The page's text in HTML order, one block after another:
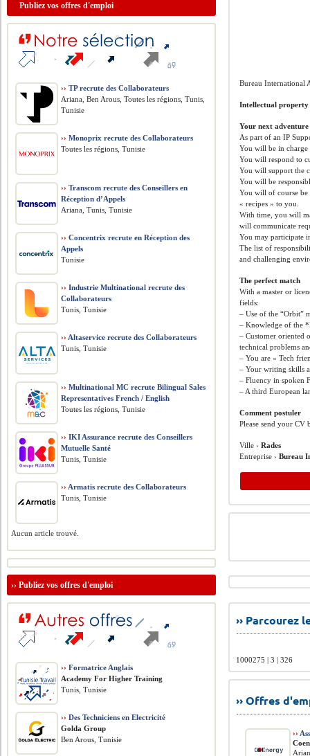
Bureau International
Intellectual property
Your next
As part of an IP
You will be in
You will respond to
You will support the
You will be
You will of course be
« recipes » to you.
With time, you will
will communicate
You may participate
The list of
and challenging
The perfect match
With a master or
fields:
– Use of the “Orbit”
– Knowledge of the
– Customer oriented
technical problems
– You are « Tech
– Your writing skills
– Fluency in spoken
– A third European
Comment postuler
Please send your CV
Ville ›Rades
Entreprise ›Bureau
››
1000275 | 3 | 326
›› Offres
››
Publiez vos offres d'emploi
›› TP recrute des Collaborateurs
Ariana, Ben Arous, Toutes les régions, Tunis,
Tunisie
›› Monoprix recrute des Collaborateurs
Toutes les régions, Tunisie
›› Transcom recrute des Conseillers en
Réception d’Appels
Ariana, Tunis, Tunisie
›› Concentrix recrute en Réception des
Appels
Tunisie
›› Industrie Multinational recrute des
Collaborateurs
Tunis, Tunisie
›› Altaservice recrute des Collaborateurs
Tunis, Tunisie
›› Multinational MC recrute Bilingual Sales
Representatives French / English
Toutes les régions, Tunisie
›› IKI Assurance recrute des Conseillers
Mutuelle Santé
Tunis, Tunisie
›› Armatis recrute des Collaborateurs
Tunis, Tunisie
Aucun article trouvé.
››Publiez vos offres d'emploi
›› Formatrice Anglais
Academy For Higher Training
Tunis, Tunisie
›› Des Techniciens en Electricité
Golda Group
Ben Arous, Tunisie